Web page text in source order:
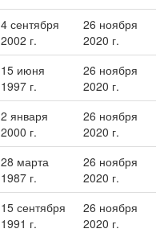
4 сентября
2002 г.
26 ноября
2020 г.
15 июня
1997 г.
26 ноября
2020 г.
2 января
2000 г.
26 ноября
2020 г.
28 марта
1987 г.
26 ноября
2020 г.
15 сентября
1991 г.
26 ноября
2020 г.